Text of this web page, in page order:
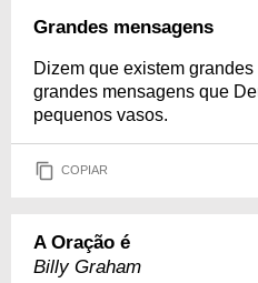
Grandes mensagens
Dizem que existem
grandes mensagens que
pequenos vasos.
COPIAR
A Oração é
Billy Graham